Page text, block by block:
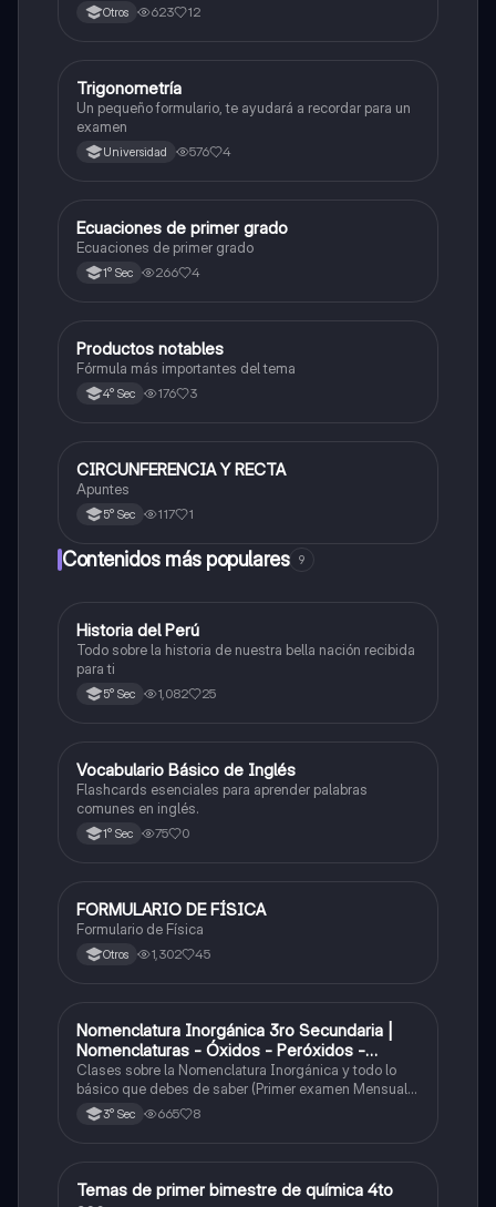
Otros 623 12
Matemáticas
Trigonometría
Un pequeño formulario, te ayudará a recordar para un
examen
Universidad 576 4
Matemáticas
Ecuaciones de primer grado
Ecuaciones de primer grado
1° Sec 266 4
Matemáticas
Productos notables
Fórmula más importantes del tema
4° Sec 176 3
Matemáticas
CIRCUNFERENCIA Y RECTA
Apuntes
5° Sec 117 1
Contenidos más populares 9
Ciencias Sociales
Historia del Perú
Todo sobre la historia de nuestra bella nación recibida
para ti
5° Sec 1,082 25
VInglés
Vocabulario Básico de Inglés
Flashcards esenciales para aprender palabras
comunes en inglés.
1° Sec 75 0
Física
FORMULARIO DE FÍSICA
Formulario de Física
Otros 1,302 45
Química
Nomenclatura Inorgánica 3ro Secundaria |
Nomenclaturas - Óxidos - Peróxidos -
Hidróxido o Bases
Clases sobre la Nomenclatura Inorgánica y todo lo
básico que debes de saber (Primer examen Mensual
2025)3° Sec 665 8
Química
Temas de primer bimestre de química 4to